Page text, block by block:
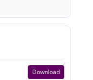
Download